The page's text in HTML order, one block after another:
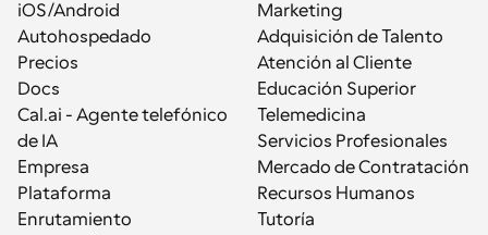
iOS/Android
Autohospedado
Precios
Docs
Cal.ai - Agente telefónico
de IA
Empresa
Plataforma
Enrutamiento
Marketing
Adquisición de Talento
Atención al Cliente
Educación Superior
Telemedicina
Servicios Profesionales
Mercado de Contratación
Recursos Humanos
Tutoría